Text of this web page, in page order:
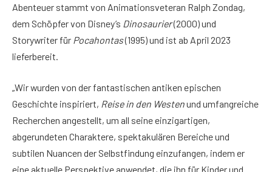
Abenteuer stammt von Animationsveteran Ralph Zondag,
dem Schöpfer von Disney’s Dinosaurier(2000) und
Storywriter für Pocahontas(1995) und ist ab April 2023
lieferbereit.
„Wir wurden von der fantastischen antiken epischen
Geschichte inspiriert, Reise in den Westenund umfangreiche
Recherchen angestellt, um all seine einzigartigen,
abgerundeten Charaktere, spektakulären Bereiche und
subtilen Nuancen der Selbstfindung einzufangen, indem er
eine aktuelle Perspektive anwendet, die ihn für Kinder und